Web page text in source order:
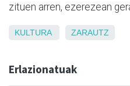
zituen arren, ezerezean
KULTURA ZARAUTZ
Erlazionatuak